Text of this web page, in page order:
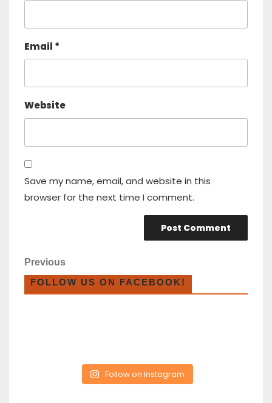
Email *
Website
Save my name, email, and website in this
browser for the next time I comment.
Previous
FOLLOW US ON FACEBOOK!
Follow on Instagram